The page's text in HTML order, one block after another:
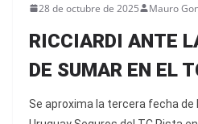
28 de octubre de 2025 Mauro
RICCIARDI ANTE
DE SUMAR EN EL
Se aproxima la tercera fecha de